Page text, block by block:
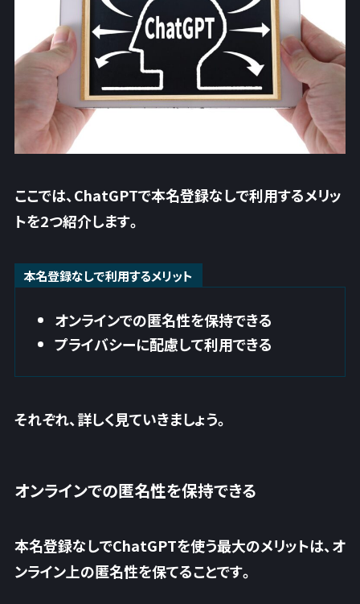
ここでは、ChatGPTで本名登録なしで利用するメリッ
トを2つ紹介します。
本名登録なしで利用するメリット
オンラインでの匿名性を保持できる
プライバシーに配慮して利用できる
それぞれ、詳しく見ていきましょう。
オンラインでの匿名性を保持できる
本名登録なしでChatGPTを使う最大のメリットは、オ
ンライン上の匿名性を保てることです。